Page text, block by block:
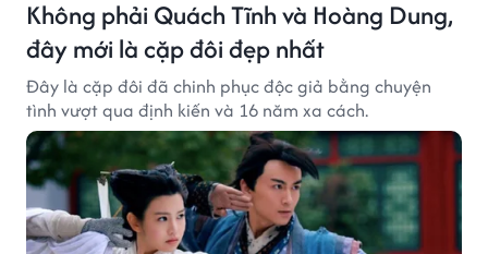
Không phải Quách Tĩnh và Hoàng Dung,
đây mới là cặp đôi đẹp nhất
Đây là cặp đôi đã chinh phục độc giả bằng chuyện
tình vượt qua định kiến và 16 năm xa cách.